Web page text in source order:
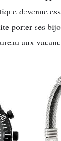
devenue
porter ses
aux